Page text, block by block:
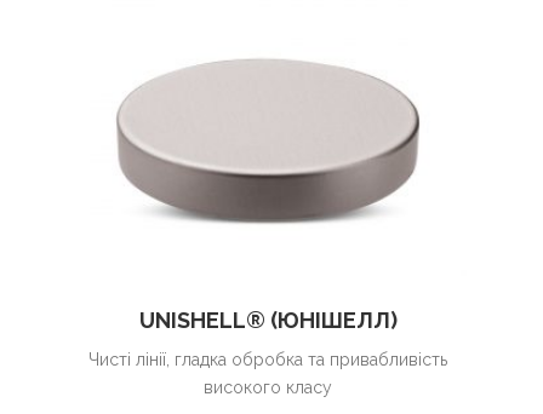
UNISHELL® (ЮНІШЕЛЛ)
Чисті лінії, гладка обробка та привабливість
високого класу